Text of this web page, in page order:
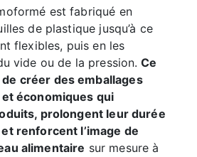
est fabriqué en
de plastique jusqu’à ce
flexibles, puis en les
vide ou de la pression. Ce
créer des emballages
économiques qui
prolongent leur durée
renforcent l’image de
alimentaire sur mesure à